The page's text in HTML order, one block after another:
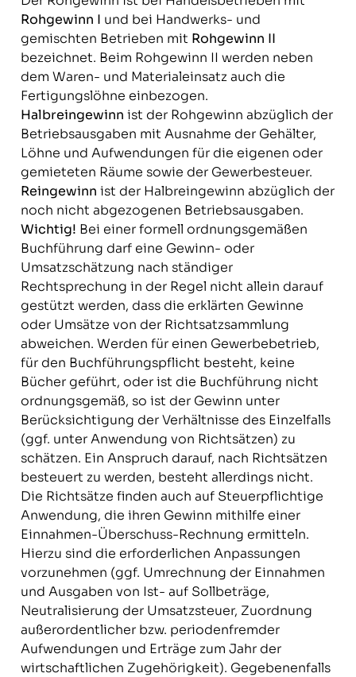
Rohgewinn I und bei Handwerks- und
gemischten Betrieben mit Rohgewinn II
bezeichnet. Beim Rohgewinn II werden neben
dem Waren- und Materialeinsatz auch die
Fertigungslöhne einbezogen.
Halbreingewinn ist der Rohgewinn abzüglich der
Betriebsausgaben mit Ausnahme der Gehälter,
Löhne und Aufwendungen für die eigenen oder
gemieteten Räume sowie der Gewerbesteuer.
Reingewinn ist der Halbreingewinn abzüglich der
noch nicht abgezogenen Betriebsausgaben.
Wichtig! Bei einer formell ordnungsgemäßen
Buchführung darf eine Gewinn- oder
Umsatzschätzung nach ständiger
Rechtsprechung in der Regel nicht allein darauf
gestützt werden, dass die erklärten Gewinne
oder Umsätze von der Richtsatzsammlung
abweichen. Werden für einen Gewerbebetrieb,
für den Buchführungspflicht besteht, keine
Bücher geführt, oder ist die Buchführung nicht
ordnungsgemäß, so ist der Gewinn unter
Berücksichtigung der Verhältnisse des Einzelfalls
(ggf. unter Anwendung von Richtsätzen) zu
schätzen. Ein Anspruch darauf, nach Richtsätzen
besteuert zu werden, besteht allerdings nicht.
Die Richtsätze finden auch auf Steuerpflichtige
Anwendung, die ihren Gewinn mithilfe einer
Einnahmen-Überschuss-Rechnung ermitteln.
Hierzu sind die erforderlichen Anpassungen
vorzunehmen (ggf. Umrechnung der Einnahmen
und Ausgaben von Ist- auf Sollbeträge,
Neutralisierung der Umsatzsteuer, Zuordnung
außerordentlicher bzw. periodenfremder
Aufwendungen und Erträge zum Jahr der
wirtschaftlichen Zugehörigkeit). Gegebenenfalls